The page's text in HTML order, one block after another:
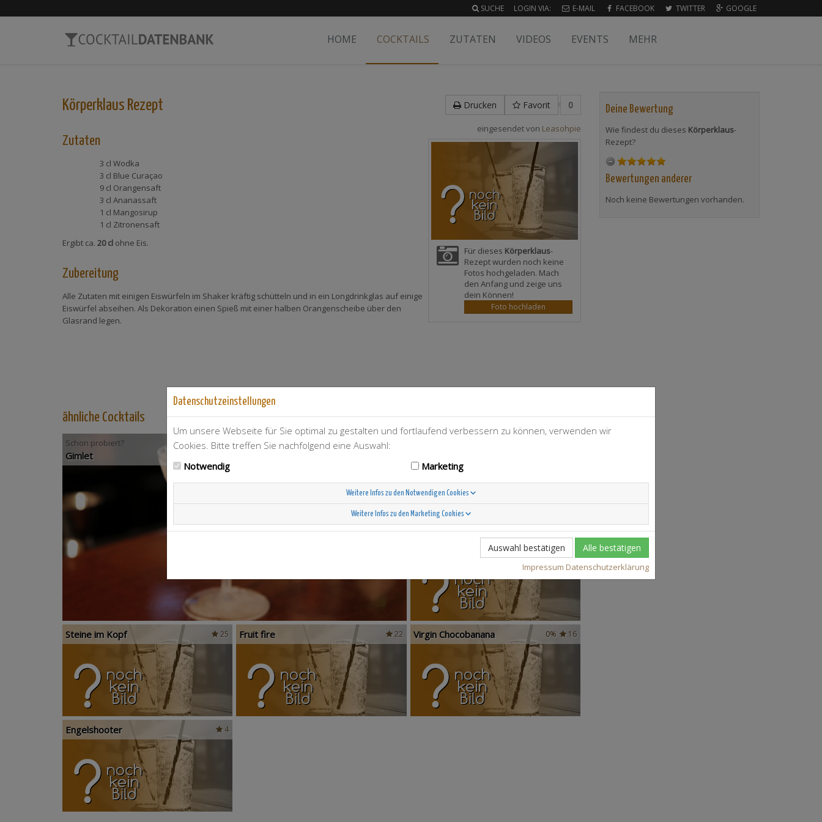
SUCHE LOGIN VIA: E-MAIL FACEBOOK TWITTER GOOGLE
HOME COCKTAILS ZUTATEN VIDEOS EVENTS MEHR
Drucken Favorit 0
Körperklaus Rezept
eingesendet von Leasohpie
Für dieses Körperklaus-
Rezept wurden noch keine
Fotos hochgeladen. Mach
den Anfang und zeige uns
dein Können!
Foto hochladen
Zutaten
3 cl Wodka
3 cl Blue Curaçao
9 cl Orangensaft
3 cl Ananassaft
1 cl Mangosirup
1 cl Zitronensaft
Ergibt ca. 20 cl ohne Eis.
Zubereitung
Alle Zutaten mit einigen Eiswürfeln im Shaker kräftig schütteln und in ein Longdrinkglas auf einige
Eiswürfel abseihen. Als Dekoration einen Spieß mit einer halben Orangenscheibe über den
Glasrand legen.
ähnliche Cocktails
Schon probiert?
Gimlet
37
Scandinavian Sunshine
25
Steine im Kopf 22
Fruit fire 16
0%
Virgin Chocobanana
4
Engelshooter
Deine Bewertung
Wie findest du dieses Körperklaus-
Rezept?
Bewertungen anderer
Noch keine Bewertungen vorhanden.
Datenschutzeinstellungen
Um unsere Webseite für Sie optimal zu gestalten und fortlaufend verbessern zu können, verwenden wir
Cookies. Bitte treffen Sie nachfolgend eine Auswahl:
Notwendig
Marketing
Weitere Infos zu den Notwendigen Cookies
Weitere Infos zu den Marketing Cookies
Auswahl bestätigen Alle bestätigen
Impressum Datenschutzerklärung